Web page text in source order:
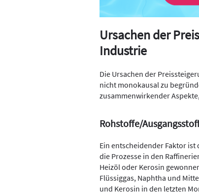
Ursachen der
Industrie
Die Ursachen der
nicht monokausal zu
zusammenwirkender
Rohstoffe/
Ein entscheidender Faktor ist
die Prozesse in den
Heizöl oder Kerosin
Flüssiggas, Naphtha und
und Kerosin in den letzten